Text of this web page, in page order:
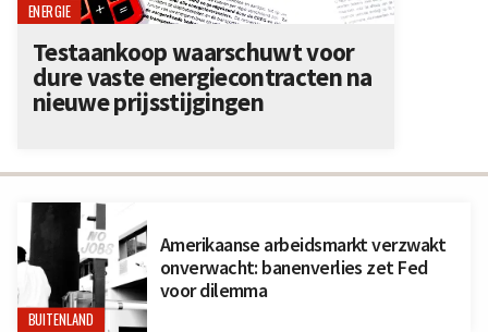
BUITENLAND
Amerikaanse arbeidsmarkt verzwakt
onverwacht: banenverlies zet Fed
voor dilemma
ENERGIE
Testaankoop waarschuwt voor
dure vaste energiecontracten na
nieuwe prijsstijgingen